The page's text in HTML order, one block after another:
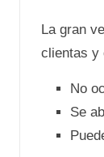
La gran
clientas y
No
Se